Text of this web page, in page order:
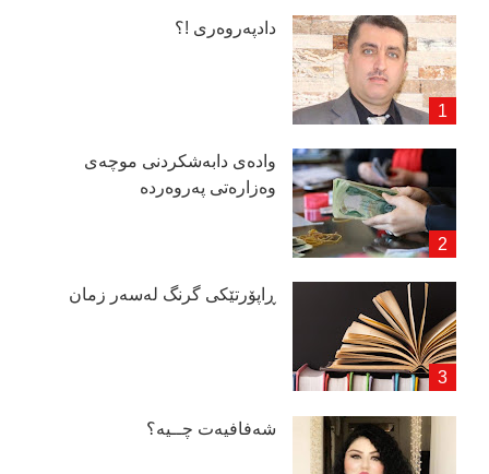
دادپەروەری !؟
وادەی دابەشكردنی موچەی
وەزارەتی پەروەردە
ڕاپۆرتێكی گرنگ لەسەر زمان
شەفافیەت چــیە؟